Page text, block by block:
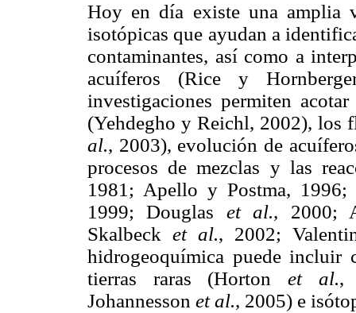
Hoy en día existe una amplia
isotópicas que ayudan a
contaminantes, así como a
acuíferos (Rice y
investigaciones permiten
(Yehdegho y Reichl, 2002), los
al., 2003), evolución de
procesos de mezclas y las
1981; Apello y Postma,
1999; Douglas et al., 2000;
Skalbecket al., 2002;
hidrogeoquímica puede incluir
tierras raras (Horton et al.,
Johannesson et al., 2005) e